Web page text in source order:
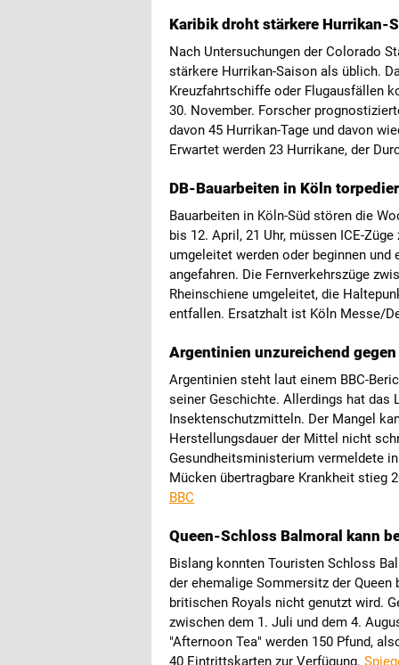
Karibik droht stärkere Hurrikan-
Nach Untersuchungen der Colorado
stärkere Hurrikan-Saison als üblich.
Kreuzfahrtschiffe oder Flugausfällen
30. November. Forscher
davon 45 Hurrikan-Tage und davon
Erwartet werden 23 Hurrikane, der
DB-Bauarbeiten in Köln
Bauarbeiten in Köln-Süd stören die
bis 12. April, 21 Uhr, müssen ICE-
umgeleitet werden oder beginnen
angefahren. Die Fernverkehrszüge
Rheinschiene umgeleitet, die
entfallen. Ersatzhalt ist Köln Messe/
Argentinien unzureichend
Argentinien steht laut einem BBC-
seiner Geschichte. Allerdings hat das
Insektenschutzmitteln. Der Mangel
Herstellungsdauer der Mittel nicht
Gesundheitsministerium vermeldete
Mücken übertragbare Krankheit stieg
BBC
Queen-Schloss Balmoral kann
Bislang konnten Touristen Schloss
der ehemalige Sommersitz der
britischen Royals nicht genutzt wird.
zwischen dem 1. Juli und dem 4.
"Afternoon Tea" werden 150 Pfund,
40 Eintrittskarten zur Verfügung.